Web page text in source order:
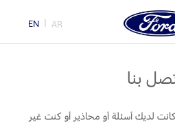
AR
EN
بنا
لديك أسئلة أو محاذير أو كنت غير